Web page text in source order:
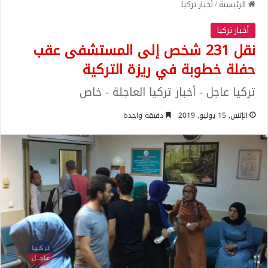
الرئيسية/أخبار تركيا
أخبار تركيا
نقل 231 شخص إلى المستشفى عقب
حفلة خطوبة في ريزة التركية
تركيا عاجل - أخبار تركيا العاجلة - خاص
الإثنين, 15 يوليو, 2019 دقيقة واحدة